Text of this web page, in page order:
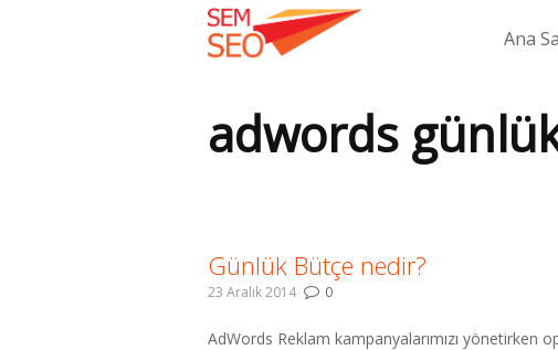
Ana
adwords
Günlük Bütçe nedir?
23 Aralık 2014 0
AdWords Reklam kampanyalarımızı yönetirken